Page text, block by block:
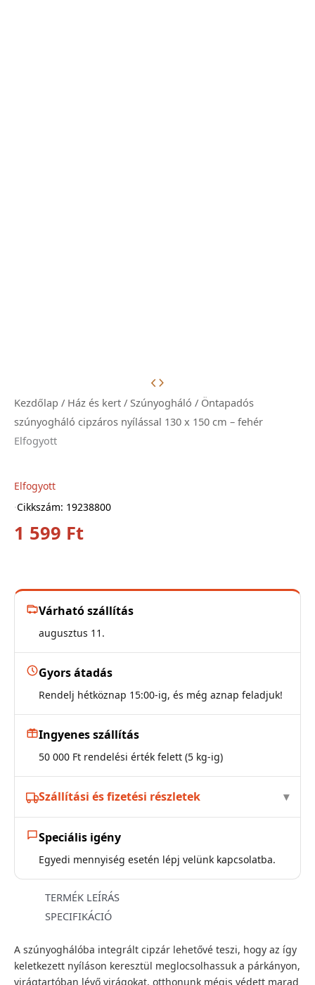
Kezdőlap / Ház és kert / Szúnyogháló / Öntapadós
szúnyogháló cipzáros nyílással 130 x 150 cm – fehér
1 599 Ft
Elfogyott
Várható szállítás
augusztus 11.
Gyors átadás
Rendelj hétköznap 15:00-ig, és még aznap feladjuk!
Ingyenes szállítás
50 000 Ft rendelési érték felett (5 kg-ig)
Szállítási és fizetési részletek
Speciális igény
Egyedi mennyiség esetén lépj velünk kapcsolatba.
Elfogyott
·Cikkszám: 19238800
TERMÉK LEÍRÁS
SPECIFIKÁCIÓ
A szúnyoghálóba integrált cipzár lehetővé teszi, hogy az így
keletkezett nyíláson keresztül meglocsolhassuk a párkányon,
virágtartóban lévő virágokat, otthonunk mégis védett marad